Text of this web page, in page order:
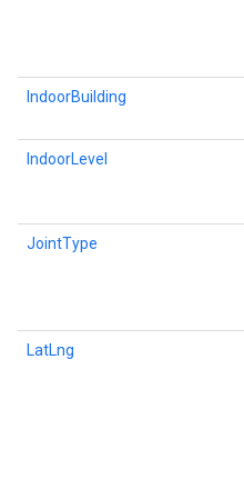
IndoorBuilding
IndoorLevel
JointType
LatLng